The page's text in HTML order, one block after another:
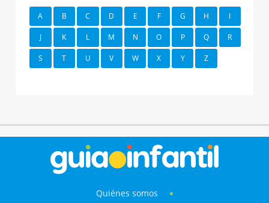
A B C D E F G H I
J K L M N O P Q R
S T U V W X Y Z
Quiénes somos